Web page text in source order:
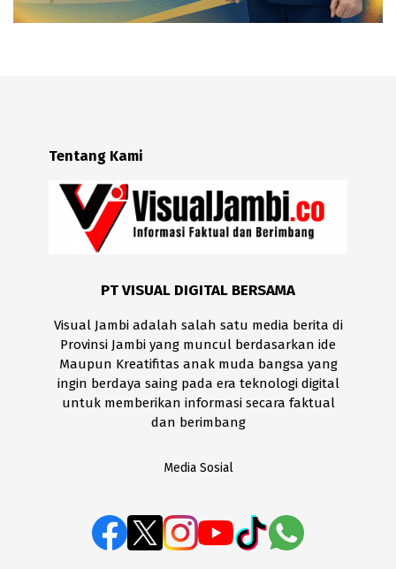
Tentang Kami
PT VISUAL DIGITAL BERSAMA
Visual Jambi adalah salah satu media berita di
Provinsi Jambi yang muncul berdasarkan ide
Maupun Kreatifitas anak muda bangsa yang
ingin berdaya saing pada era teknologi digital
untuk memberikan informasi secara faktual
dan berimbang
Media Sosial